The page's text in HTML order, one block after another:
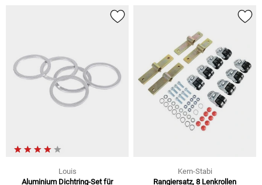
Louis
Aluminium Dichtring-Set für
Kern-Stabi
Rangiersatz, 8 Lenkrollen